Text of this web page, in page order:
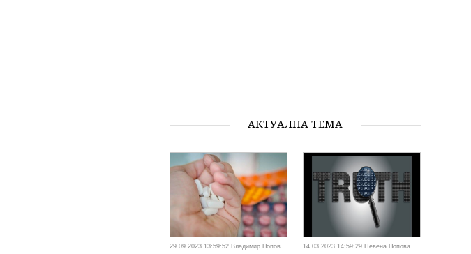
АКТУАЛНА ТЕМА
29.09.2023 13:59:52 Владимир Попов 14.03.2023 14:59:29 Невена Попова